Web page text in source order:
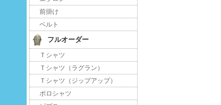
前掛け
ベルト
フルオーダー
Ｔシャツ
Ｔシャツ（ラグラン）
Ｔシャツ（ジップアップ）
ポロシャツ